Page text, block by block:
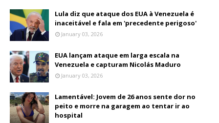
Lula diz que ataque dos EUA à Venezuela é
inaceitável e fala em 'precedente perigoso'
January 03, 2026
EUA lançam ataque em larga escala na
Venezuela e capturam Nicolás Maduro
January 03, 2026
Lamentável: Jovem de 26 anos sente dor no
peito e morre na garagem ao tentar ir ao
hospital